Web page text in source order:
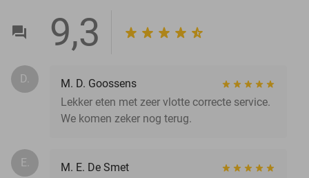
9,3
D.
M. D. Goossens
Lekker eten met zeer vlotte correcte service.
We komen zeker nog terug.
E.
M. E. De Smet